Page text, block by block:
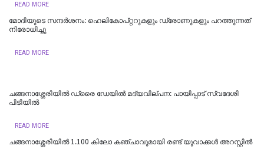
READ MORE
മോദിയുടെ സന്ദർശനം: ഹെലികോപ്റ്ററുകളും ഡ്രോണുകളും പറത്തുന്നത്
നിരോധിച്ചു
READ MORE
ചങ്ങനാശ്ശേരിയിൽ ഡ്രൈ ഡേയിൽ മദ്യവില്പന: പായിപ്പാട് സ്വദേശി
പിടിയിൽ
READ MORE
ചങ്ങനാശ്ശേരിയിൽ 1.100 കിലോ കഞ്ചാവുമായി രണ്ട് യുവാക്കൾ അറസ്റ്റിൽ